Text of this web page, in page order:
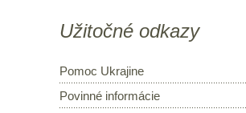
Užitočné odkazy
Pomoc Ukrajine
Povinné informácie